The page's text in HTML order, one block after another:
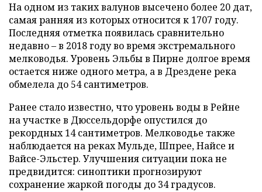
На одном из таких валунов высечено более 20 дат,
самая ранняя из которых относится к 1707 году.
Последняя отметка появилась сравнительно
недавно – в 2018 году во время экстремального
мелководья. Уровень Эльбы в Пирне долгое время
остается ниже одного метра, а в Дрездене река
обмелела до 54 сантиметров.
Ранее стало известно, что уровень воды в Рейне
на участке в Дюссельдорфе опустился до
рекордных 14 сантиметров. Мелководье также
наблюдается на реках Мульде, Шпрее, Найсе и
Вайсе-Эльстер. Улучшения ситуации пока не
предвидится: синоптики прогнозируют
сохранение жаркой погоды до 34 градусов.